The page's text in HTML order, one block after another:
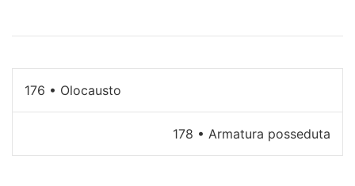
N
a
176 • Olocausto
178 • Armatura posseduta